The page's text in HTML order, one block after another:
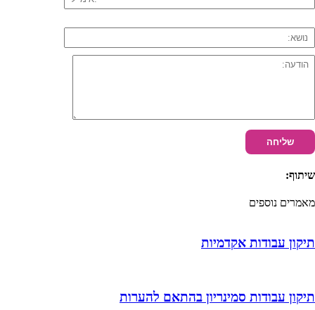
שיתוף:
מאמרים נוספים
תיקון עבודות אקדמיות
תיקון עבודות סמינריון בהתאם להערות